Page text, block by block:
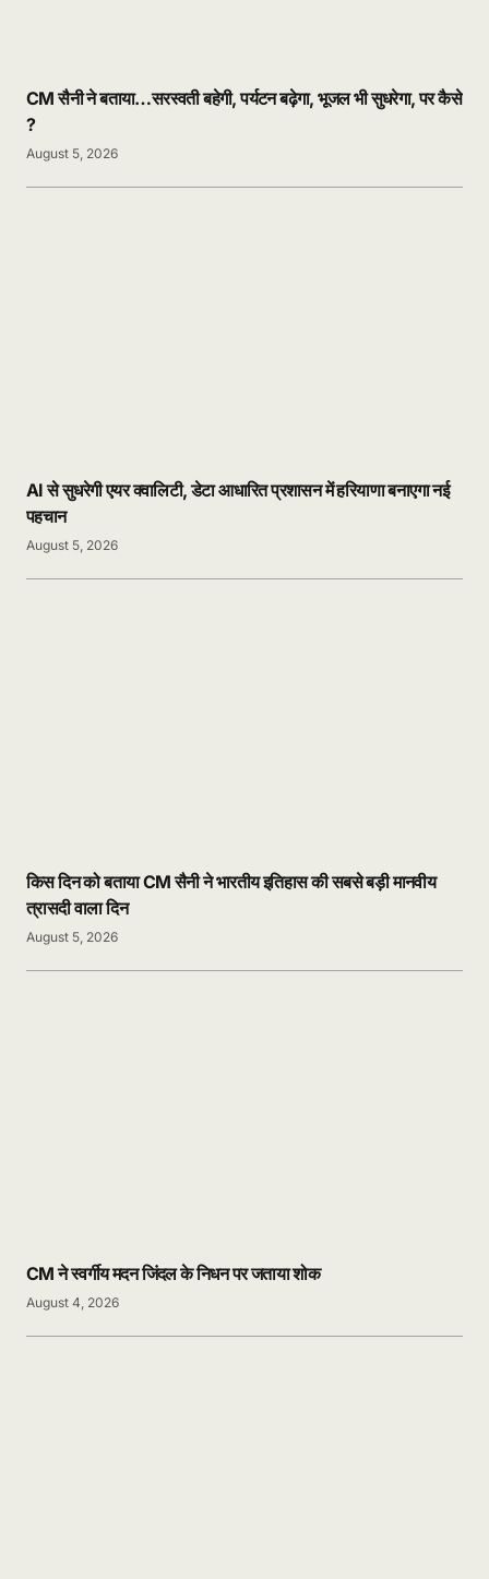
CM सैनी ने बताया…सरस्वती बहेगी, पर्यटन बढ़ेगा, भूजल भी सुधरेगा, पर कैसे
?
August 5, 2026
AI से सुधरेगी एयर क्वालिटी, डेटा आधारित प्रशासन में हरियाणा बनाएगा नई
पहचान
August 5, 2026
किस दिन को बताया CM सैनी ने भारतीय इतिहास की सबसे बड़ी मानवीय
त्रासदी वाला दिन
August 5, 2026
CM ने स्वर्गीय मदन जिंदल के निधन पर जताया शोक
August 4, 2026